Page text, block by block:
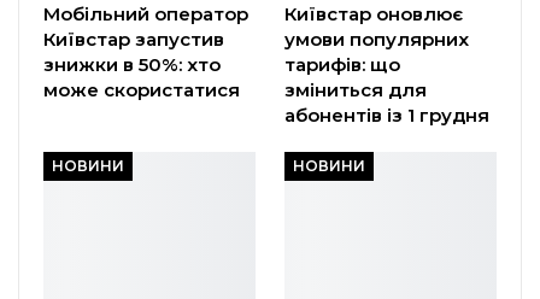
Мобільний оператор
Київстар запустив
знижки в 50%: хто
може скористатися
Київстар оновлює
умови популярних
тарифів: що
зміниться для
абонентів із 1 грудня
НОВИНИ НОВИНИ